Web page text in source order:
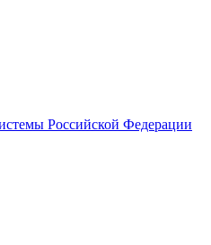
Российской Федерации